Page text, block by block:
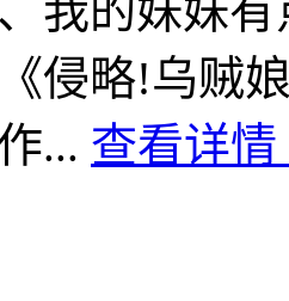
我的妹妹
《侵略!乌贼
... 查看详情